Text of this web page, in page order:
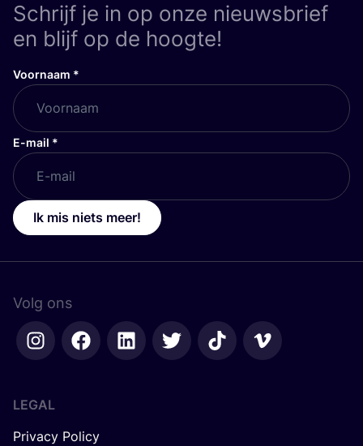
Schrijf je in op onze nieuwsbrief
en blijf op de hoogte!
Voornaam *
E-mail *
Ik mis niets meer!
Volg ons
LEGAL
Privacy Policy